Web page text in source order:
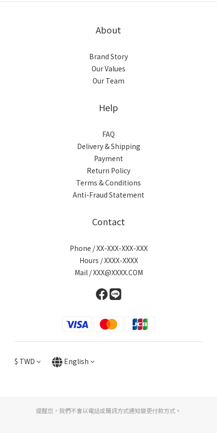
About
Brand Story
Our Values
Our Team
Help
FAQ
Delivery & Shipping
Payment
Return Policy
Terms & Conditions
Anti-Fraud Statement
Contact
Phone / XX-XXX-XXX-XXX
Hours / XXXX-XXXX
Mail / XXX@XXXX.COM
$ TWD English
提醒您，我們不會以電話或簡訊方式通知變更付款方式。